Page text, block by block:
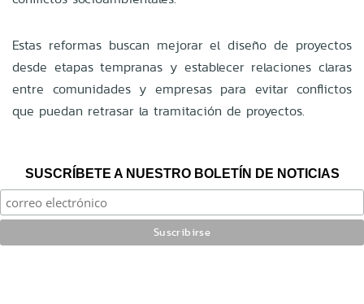
Estas reformas buscan mejorar el diseño de proyectos
desde etapas tempranas y establecer relaciones claras
entre comunidades y empresas para evitar conflictos
que puedan retrasar la tramitación de proyectos.
SUSCRÍBETE A NUESTRO BOLETÍN DE NOTICIAS